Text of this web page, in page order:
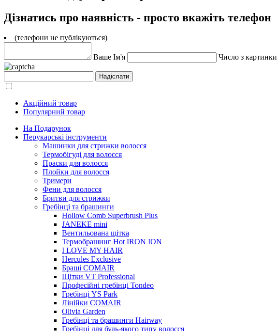
Дізнатись про наявність - просто вкажіть телефон
(телефони не публікуються)
Ваше Ім'я Число з картинки
Акційний товар
Популярний товар
На Подарунок
Перукарські інструменти
Машинки для стрижки волосся
Термобігуді для волосся
Праски для волосся
Плойки для волосся
Тримери
Фени для волосся
Бритви для стрижки
Гребінці та брашинги
Hollow Comb Superbrush Plus
JANEKE mini
Вентильована щітка
Термобрашинг Hot IRON ION
I LOVE MY HAIR
Hercules Exclusive
Браші COMAIR
Щітки VT Professional
Професійні гребінці Tondeo
Гребінці YS Park
Лінійки COMAIR
Olivia Garden
Гребінці та брашинги Hairway
Гребінці для будь-якого типу волосся